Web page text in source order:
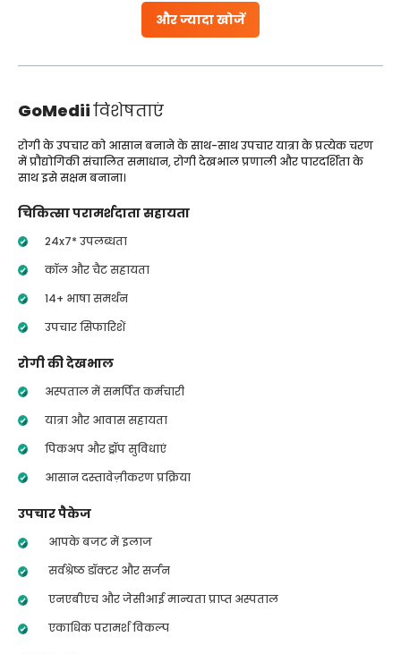
और ज्यादा खोजें
GoMediiविशेषताएं
रोगी के उपचार को आसान बनाने के साथ-साथ उपचार यात्रा के प्रत्येक चरण
में प्रौद्योगिकी संचालित समाधान, रोगी देखभाल प्रणाली और पारदर्शिता के
साथ इसे सक्षम बनाना।
चिकित्सा परामर्शदाता सहायता
24x7* उपलब्धता
कॉल और चैट सहायता
14+ भाषा समर्थन
उपचार सिफारिशें
रोगी की देखभाल
अस्पताल में समर्पित कर्मचारी
यात्रा और आवास सहायता
पिकअप और ड्रॉप सुविधाएं
आसान दस्तावेज़ीकरण प्रक्रिया
उपचार पैकेज
आपके बजट में इलाज
सर्वश्रेष्ठ डॉक्टर और सर्जन
एनएबीएच और जेसीआई मान्यता प्राप्त अस्पताल
एकाधिक परामर्श विकल्प